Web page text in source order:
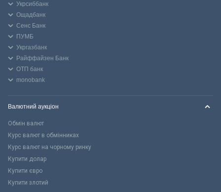
Укрсиббанк
Ощадбанк
Сенс Банк
ПУМБ
Укргазбанк
Райффайзен Банк
ОТП банк
monobank
Валютний аукціон
Обмін валют
Курс валют в обмінниках
Курс валют на чорному ринку
Купити долар
Купити євро
Купити злотий